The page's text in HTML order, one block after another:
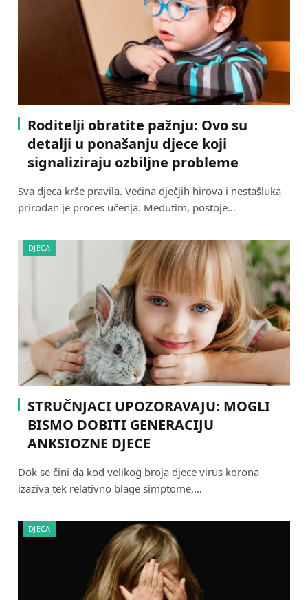
Roditelji obratite pažnju: Ovo su
detalji u ponašanju djece koji
signaliziraju ozbiljne probleme
Sva djeca krše pravila. Većina dječjih hirova i nestašluka
prirodan je proces učenja. Međutim, postoje…
DJECA
STRUČNJACI UPOZORAVAJU: MOGLI
BISMO DOBITI GENERACIJU
ANKSIOZNE DJECE
Dok se čini da kod velikog broja djece virus korona
izaziva tek relativno blage simptome,…
DJECA